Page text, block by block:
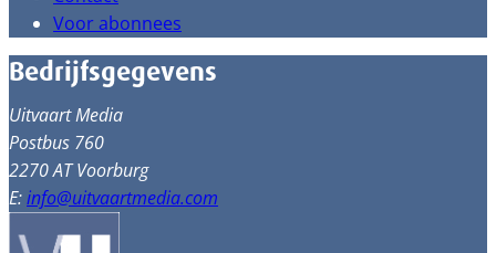
Voor abonnees
Bedrijfsgegevens
Uitvaart Media
Postbus 760
2270 AT Voorburg
E:info@uitvaartmedia.com